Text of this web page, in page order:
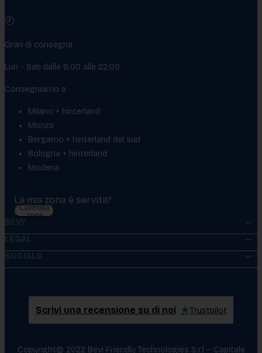
🕘
Orari di consegna
Lun - Sab dalle 8:00 alle 22:00
Consegniamo a
Milano + hinterland
Monza
Bergamo + hinterland del sud
Bologna + hinterland
Modena
La mia zona è servita?
Controlla
zona
BEVY
LEGAL
SOCIALS
Scrivi una recensione su di noi ★Trustpilot
Copyright© 2022 Bevi Friendly Technologies S.r.l – Capitale